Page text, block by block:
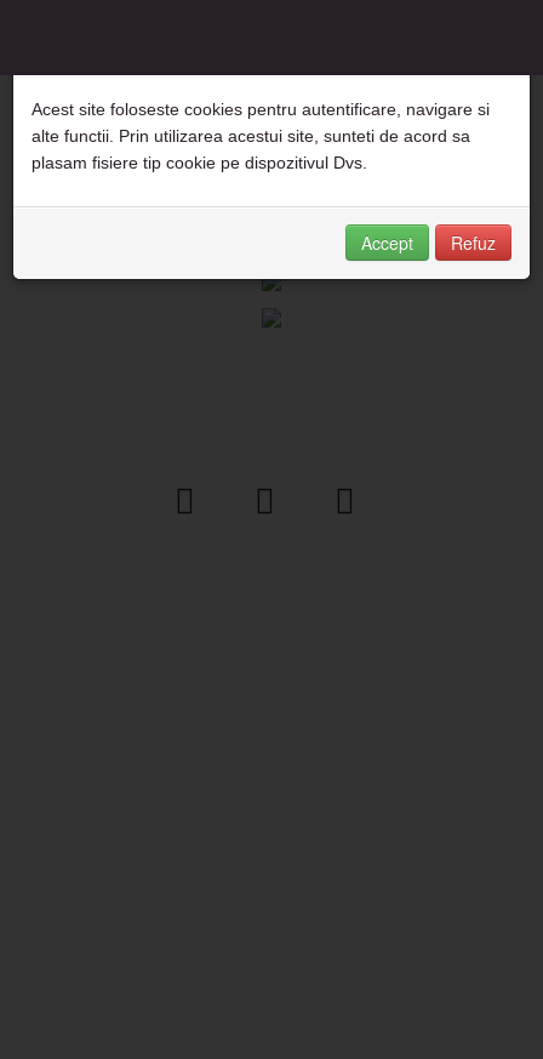
Acest site foloseste cookies pentru autentificare, navigare si
alte functii. Prin utilizarea acestui site, sunteti de acord sa
plasam fisiere tip cookie pe dispozitivul Dvs.
Accept Refuz